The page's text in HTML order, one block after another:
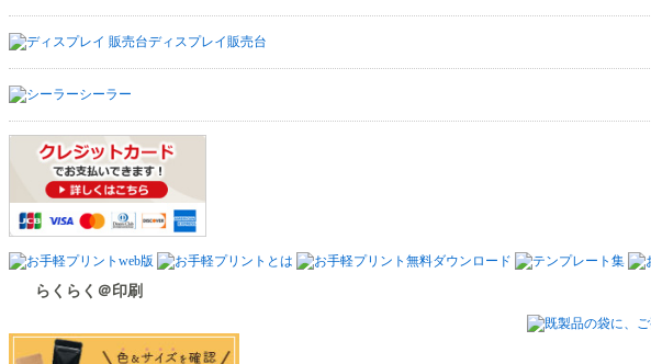
ディスプレイ販売台
シーラー
らくらく＠印刷